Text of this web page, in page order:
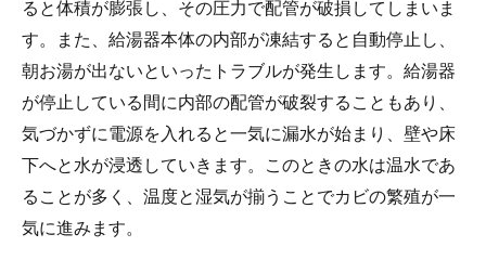
ると体積が膨張し、その圧力で配管が破損してしまいま
す。また、給湯器本体の内部が凍結すると自動停止し、
朝お湯が出ないといったトラブルが発生します。給湯器
が停止している間に内部の配管が破裂することもあり、
気づかずに電源を入れると一気に漏水が始まり、壁や床
下へと水が浸透していきます。このときの水は温水であ
ることが多く、温度と湿気が揃うことでカビの繁殖が一
気に進みます。